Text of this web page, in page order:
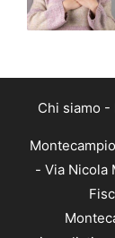
Chi siamo -
- Via Nicola